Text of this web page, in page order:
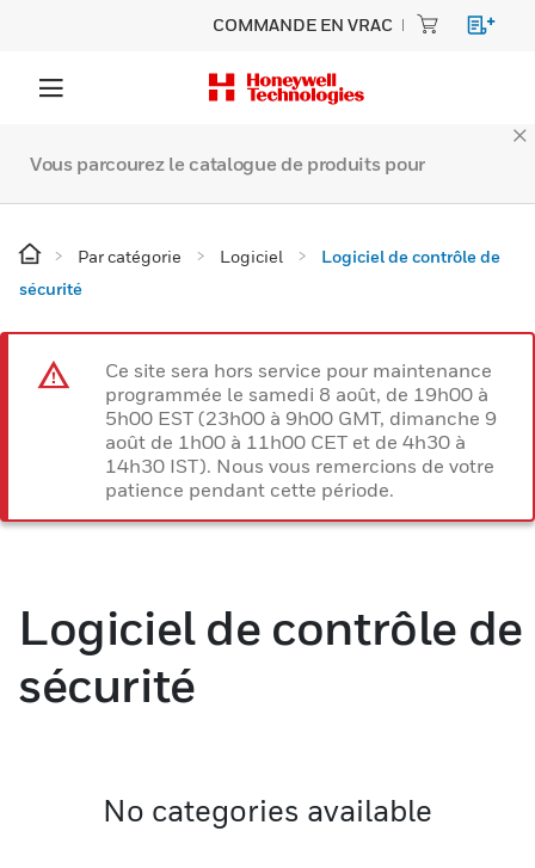
COMMANDE EN VRAC
Vous parcourez le catalogue de produits pour
Par catégorie Logiciel
Logiciel de contrôle de
sécurité
Ce site sera hors service pour maintenance
programmée le samedi 8 août, de 19h00 à
5h00 EST (23h00 à 9h00 GMT, dimanche 9
août de 1h00 à 11h00 CET et de 4h30 à
14h30 IST). Nous vous remercions de votre
patience pendant cette période.
Logiciel de contrôle de
sécurité
No categories available